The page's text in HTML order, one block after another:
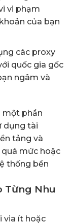
vi phạm
của bạn
các proxy
quốc gia gốc
ngâm và
một phần
dụng tài
tảng và
mức hoặc
thống bền
Từng Nhu
via ít hoặc